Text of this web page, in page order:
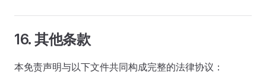
16. 其他条款
本免责声明与以下文件共同构成完整的法律协议：